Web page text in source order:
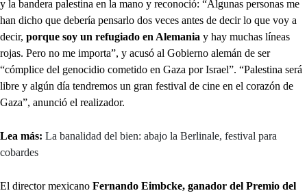
y la bandera palestina en la mano y reconoció: “Algunas personas me
han dicho que debería pensarlo dos veces antes de decir lo que voy a
decir, porque soy un refugiado en Alemania y hay muchas líneas
rojas. Pero no me importa”, y acusó al Gobierno alemán de ser
“cómplice del genocidio cometido en Gaza por Israel”. “Palestina será
libre y algún día tendremos un gran festival de cine en el corazón de
Gaza”, anunció el realizador.
Lea más: La banalidad del bien: abajo la Berlinale, festival para
cobardes
El director mexicano Fernando Eimbcke, ganador del Premio del